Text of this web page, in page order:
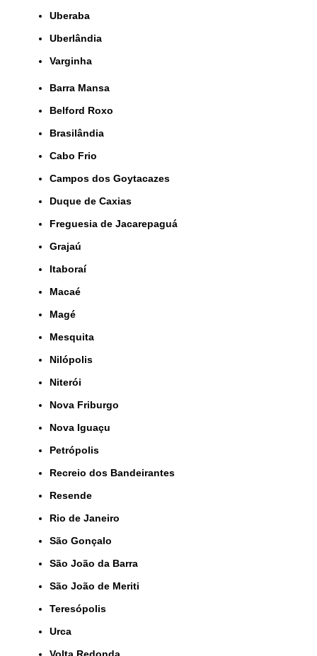
Uberaba
Uberlândia
Varginha
Barra Mansa
Belford Roxo
Brasilândia
Cabo Frio
Campos dos Goytacazes
Duque de Caxias
Freguesia de Jacarepaguá
Grajaú
Itaboraí
Macaé
Magé
Mesquita
Nilópolis
Niterói
Nova Friburgo
Nova Iguaçu
Petrópolis
Recreio dos Bandeirantes
Resende
Rio de Janeiro
São Gonçalo
São João da Barra
São João de Meriti
Teresópolis
Urca